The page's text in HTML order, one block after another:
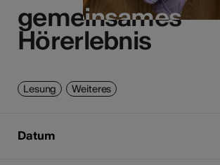
gemeinsames
Hörerlebnis
gemeinsames
Hörerlebnis
Lesung Weiteres
Datum